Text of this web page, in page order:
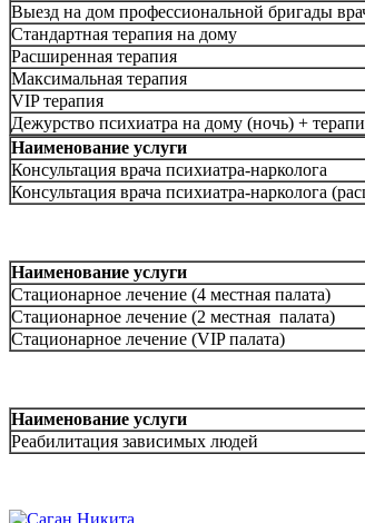
Выезд на дом профессиональной бригады
Стандартная терапия на дому
Расширенная терапия
Максимальная терапия
VIP терапия
Дежурство психиатра на дому (ночь) +
Наименование услуги
Консультация врача психиатра-нарколога
Консультация врача психиатра-нарколога
Наименование услуги
Стационарное лечение (4 местная палата)
Стационарное лечение (2 местная палата)
Стационарное лечение (VIP палата)
Наименование услуги
Реабилитация зависимых людей